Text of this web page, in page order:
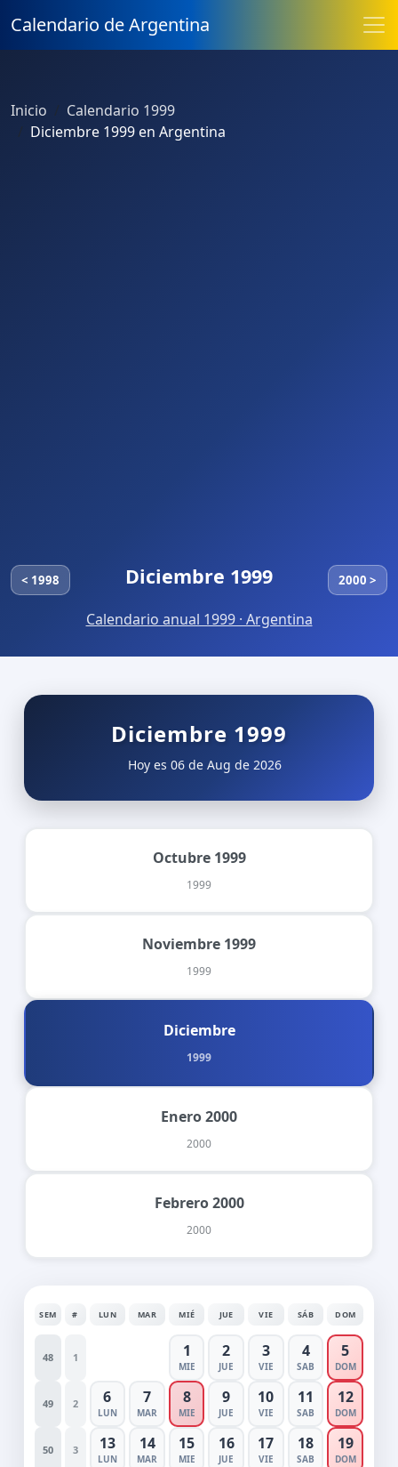
Calendario de Argentina
Inicio
Calendario 1999
Diciembre 1999 en Argentina
< 1998 Diciembre 1999 2000 >
Calendario anual 1999 · Argentina
Diciembre 1999
Hoy es 06 de Aug de 2026
Octubre 1999
1999
Noviembre 1999
1999
Diciembre
1999
Enero 2000
2000
Febrero 2000
2000
SEM # LUN MAR MIÉ JUE VIE SÁB DOM
48 1 1
MIE
2
JUE
3
VIE
4
SAB
5
DOM
49 2 6
LUN
7
MAR
8
MIE
9
JUE
10
VIE
11
SAB
12
DOM
50 3 13
LUN
14
MAR
15
MIE
16
JUE
17
VIE
18
SAB
19
DOM